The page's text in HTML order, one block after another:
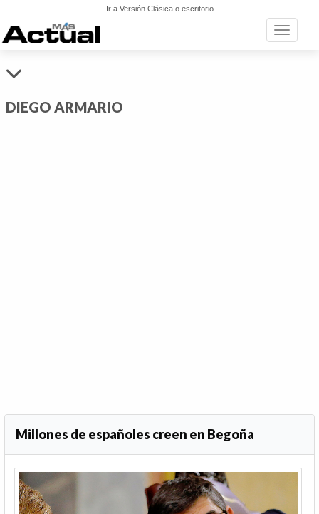
Ir a Versión Clásica o escritorio
Toggle
DIEGO ARMARIO
Millones de españoles creen en Begoña